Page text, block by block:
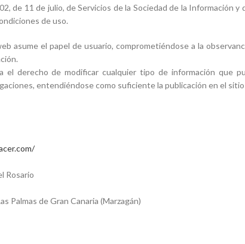
de 11 de julio, de Servicios de la Sociedad de la Información
de uso.
asume el papel de usuario, comprometiéndose a la
el derecho de modificar cualquier tipo de información
entendiéndose como suficiente la publicación en el
Rosario
Palmas de Gran Canaria (Marzagán)